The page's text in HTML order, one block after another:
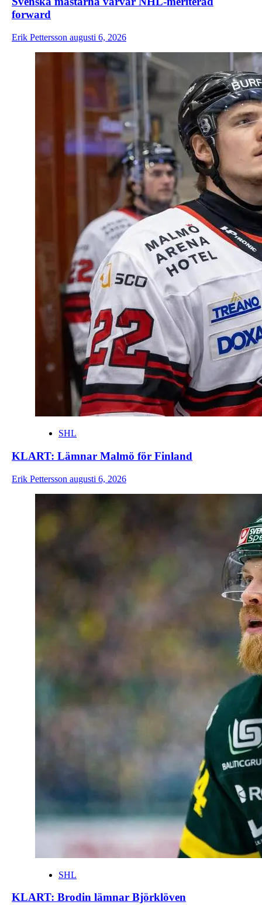
forward
Erik Pettersson augusti 6, 2026
SHL
KLART: Lämnar Malmö för Finland
Erik Pettersson augusti 6, 2026
SHL
KLART: Brodin lämnar Björklöven